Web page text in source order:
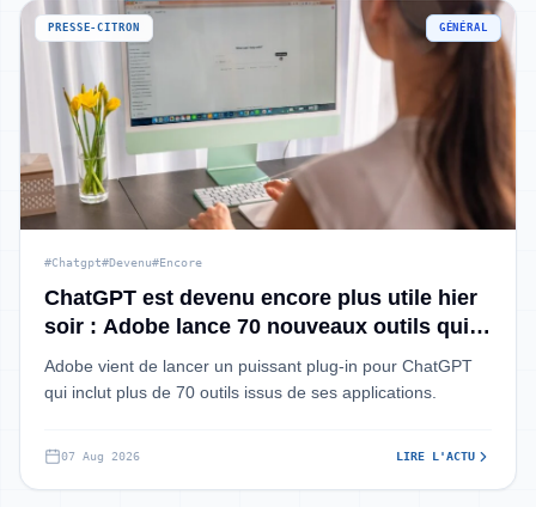
PRESSE-CITRON GÉNÉRAL
#Chatgpt#Devenu#Encore
ChatGPT est devenu encore plus utile hier
soir : Adobe lance 70 nouveaux outils qui
montent vos vidéos et créent vos visuels à
votre place
Adobe vient de lancer un puissant plug-in pour ChatGPT
qui inclut plus de 70 outils issus de ses applications.
07 Aug 2026 LIRE L'ACTU